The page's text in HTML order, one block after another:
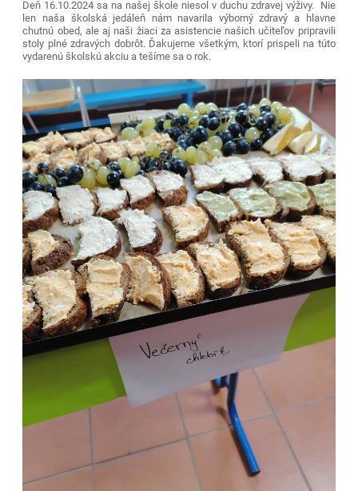
Deň 16.10.2024 sa na našej škole niesol v duchu zdravej výživy. Nie
len naša školská jedáleň nám navarila výborný zdravý a hlavne
chutnú obed, ale aj naši žiaci za asistencie našich učiteľov pripravili
stoly plné zdravých dobrôt. Ďakujeme všetkým, ktorí prispeli na túto
vydarenú školskú akciu a tešíme sa o rok.